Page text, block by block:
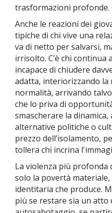
trasformazioni profonde.
Anche le reazioni dei
tipiche di chi vive una
va di netto per salvarsi,
irrisolto. C’è chi continua
incapace di chiudere
adatta, interiorizzando la
normalità, arrivando
che lo priva di
smascherare la
alternative politiche o
prezzo dell’isolamento,
tollera chi incrina
La violenza più profonda
solo la povertà
identitaria che produce.
più se restare sia un atto